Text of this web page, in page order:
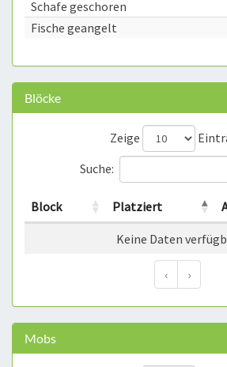
Schafe geschoren
Fische geangelt
Blöcke
Zeige
Suche:
Block Platziert
Keine Daten
‹ ›
Mobs